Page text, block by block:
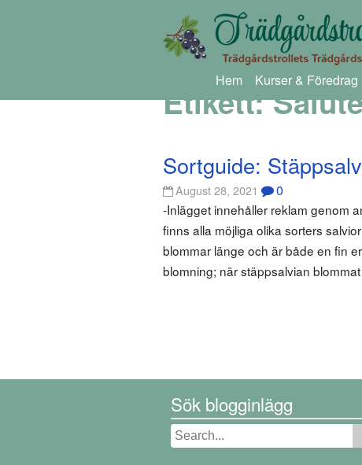
Hem Kurser & Föredrag
Etikett:
Sortguide:
August 28, 2021 0
-Inlägget innehåller reklam genom
finns alla möjliga olika sorters
blommar länge och är både en fin
blomning; när stäppsalvian
Sök blogginlägg